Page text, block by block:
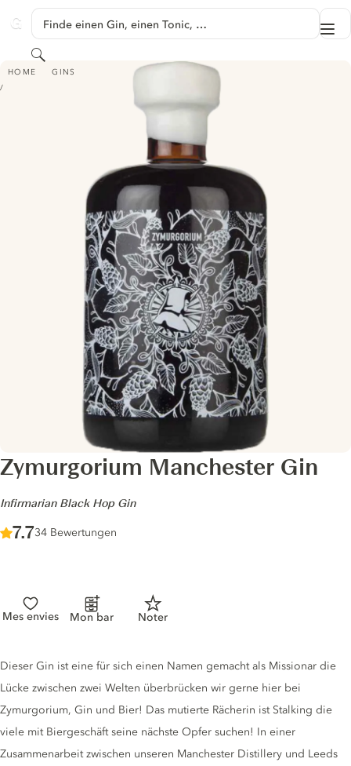
GINVENTORY
Finde einen Gin, einen Tonic, …
Suchen
HOME GINS
ZYMURGORIUM MANCHESTER GIN - INFIRMARIAN BLACK HOP GIN
Zymurgorium Manchester Gin
-
Infirmarian Black Hop Gin
Score :
7.7/ 10
34 Bewertungen
Mes envies Mon bar Noter
Gin description
Dieser Gin ist eine für sich einen Namen gemacht als Missionar die
Lücke zwischen zwei Welten überbrücken wir gerne hier bei
Zymurgorium, Gin und Bier! Das mutierte Rächerin ist Stalking die
viele mit Biergeschäft seine nächste Opfer suchen! In einer
Zusammenarbeit zwischen unseren Manchester Distillery und Leeds